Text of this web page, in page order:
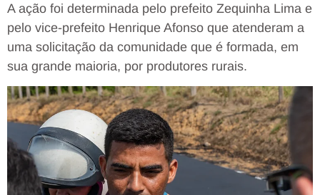
A ação foi determinada pelo prefeito Zequinha Lima e
pelo vice-prefeito Henrique Afonso que atenderam a
uma solicitação da comunidade que é formada, em
sua grande maioria, por produtores rurais.